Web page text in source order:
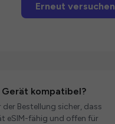
Erneut versuchen
Gerät kompatibel?
der Bestellung sicher, dass
eSIM-fähig und offen für